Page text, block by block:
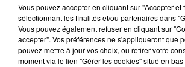
On souhaite un très bel anniversaire
Vous pouvez accepter en cliquant sur "Accepter et
sélectionnant les finalités et/ou partenaires dans
Vous pouvez également refuser en cliquant sur
accepter". Vos préférences ne s'appliqueront que
pouvez mettre à jour vos choix, ou retirer votre
moment via le lien "Gérer les cookies" situé en